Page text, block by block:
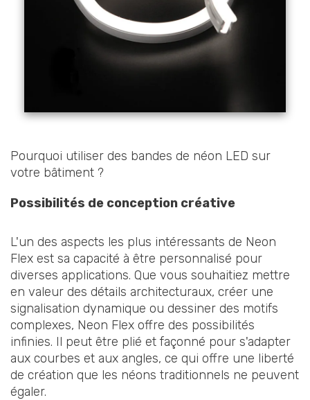
Pourquoi utiliser des bandes de néon LED sur
votre bâtiment ?
Possibilités de conception créative
L'un des aspects les plus intéressants de Neon
Flex est sa capacité à être personnalisé pour
diverses applications. Que vous souhaitiez mettre
en valeur des détails architecturaux, créer une
signalisation dynamique ou dessiner des motifs
complexes, Neon Flex offre des possibilités
infinies. Il peut être plié et façonné pour s'adapter
aux courbes et aux angles, ce qui offre une liberté
de création que les néons traditionnels ne peuvent
égaler.